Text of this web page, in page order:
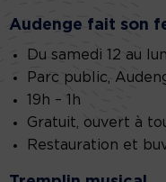
Audenge fait son
Du samedi 12 au
Parc public,
19h – 1h
Gratuit, ouvert à
Restauration et